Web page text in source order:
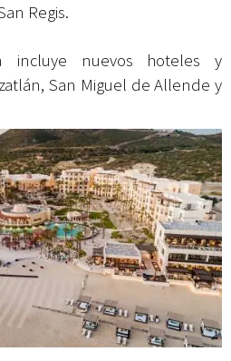
Regis.
incluye nuevos hoteles y
San Miguel de Allende y